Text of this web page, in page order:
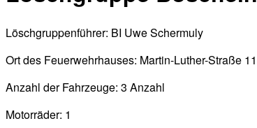
Löschgruppenführer: BI Uwe Schermuly
Ort des Feuerwehrhauses: Martin-Luther-Straße 11
Anzahl der Fahrzeuge: 3 Anzahl
Motorräder: 1